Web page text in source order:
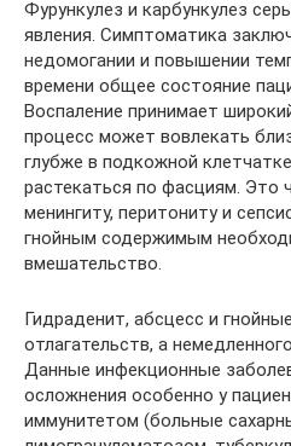
Фурункулез и карбункулез
явления. Симптоматика
недомогании и повышении
времени общее состояние
Воспаление принимает
процесс может вовлекать
глубже в подкожной
растекаться по фасциям. Это
менингиту, перитониту и
гнойным содержимым
вмешательство.
Гидраденит, абсцесс и
отлагательств, а
Данные инфекционные
осложнения особенно у
иммунитетом (больные